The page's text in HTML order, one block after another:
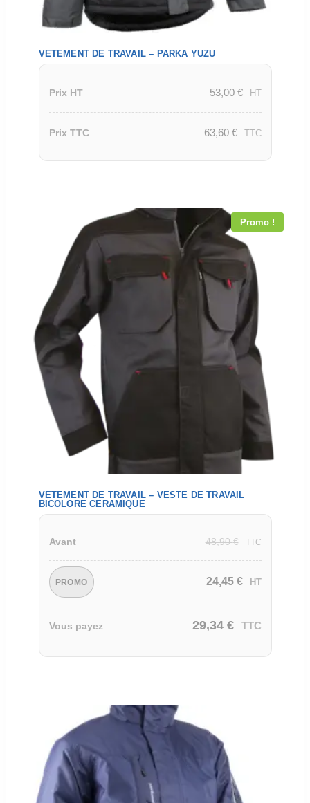
VETEMENT DE TRAVAIL – PARKA YUZU
Prix HT 53,00 € HT
Prix TTC 63,60 € TTC
Promo !
VETEMENT DE TRAVAIL – VESTE DE TRAVAIL
BICOLORE CERAMIQUE
Avant 48,90€ TTC
PROMO 24,45 € HT
Vous payez 29,34 € TTC